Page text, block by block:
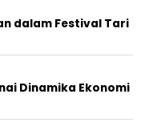
dalam Festival Tari
Dinamika Ekonomi